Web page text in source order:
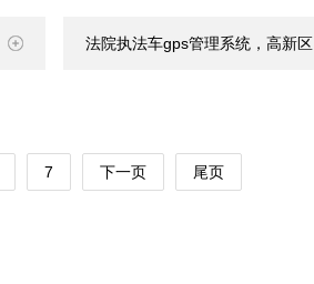
法院执法车gps管理系统，高新区
7 下一页 尾页